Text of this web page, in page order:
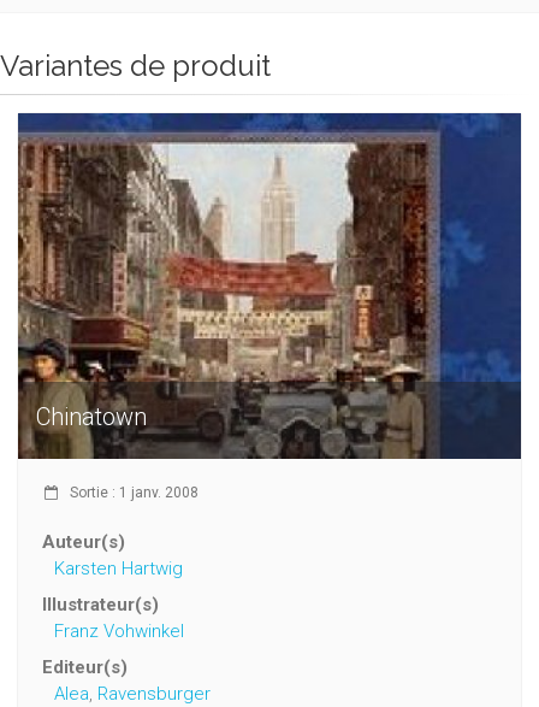
Variantes de produit
Chinatown
Sortie : 1 janv. 2008
Auteur(s)
Karsten Hartwig
Illustrateur(s)
Franz Vohwinkel
Editeur(s)
Alea, Ravensburger